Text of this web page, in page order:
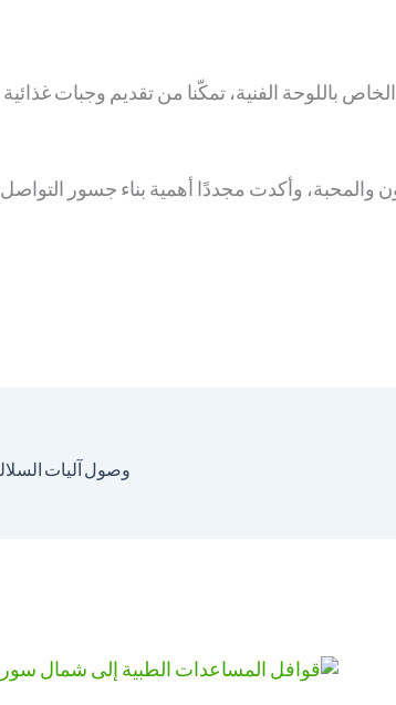
باللوحة الفنية، تمكّنا من تقديم وجبات
وأكدت مجددًا أهمية بناء جسور
وصول آليات